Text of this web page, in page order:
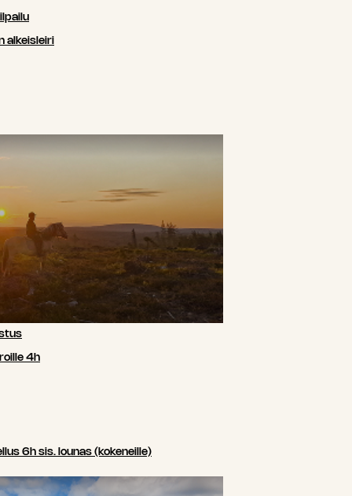
alkeisleiri
4h
6h sis. lounas (kokeneille)